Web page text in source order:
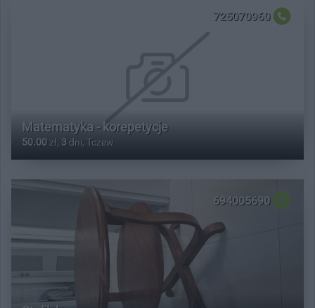
725070960
Matematyka - korepetycje
50.00 zł, 3 dni, Tczew
694005690